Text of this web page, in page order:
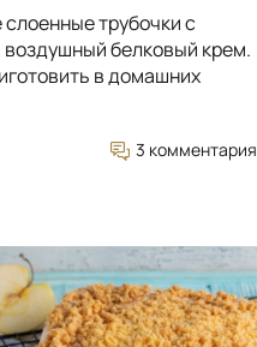
трубочки с
белковый крем.
в домашних
3 комментария